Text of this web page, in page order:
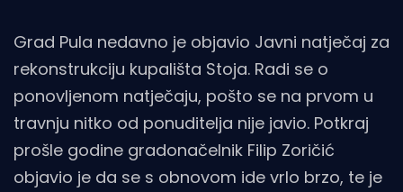
Grad Pula nedavno je objavio Javni natječaj za
rekonstrukciju kupališta Stoja. Radi se o
ponovljenom natječaju, pošto se na prvom u
travnju nitko od ponuditelja nije javio. Potkraj
prošle godine gradonačelnik Filip Zoričić
objavio je da se s obnovom ide vrlo brzo, te je